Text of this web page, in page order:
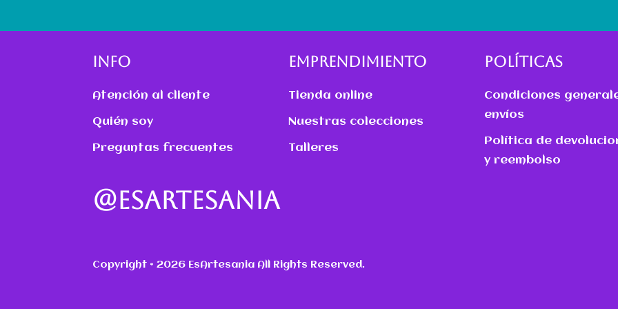
INFO
Atención al cliente
Quién soy
Preguntas frecuentes
EMPRENDIMIENTO
Tienda online
Nuestras colecciones
Talleres
POLÍTICAS
Condiciones
envíos
Política de
y reembolso
@ESARTESANIA
Copyright © 2026 EsArtesania All Rights Reserved.